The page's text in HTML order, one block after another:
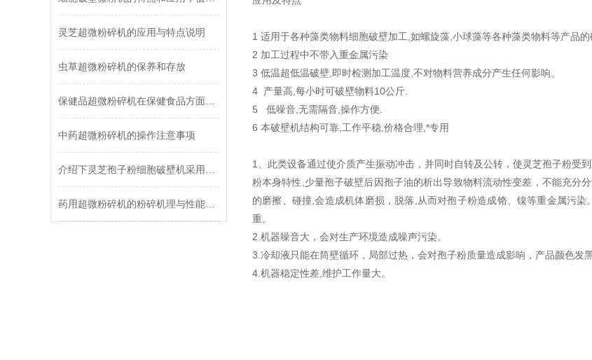
灵芝超微粉碎机的应用与特点说明
虫草超微粉碎机的保养和存放
中药超微粉碎机的操作注意事项
1 适用于各种藻类物料细胞破壁加工,如螺旋藻,小球藻等各种藻类物料等产品的
2 加工过程中不带入重金属污染
3 低温超低温破壁,即时检测加工温度,不对物料营养成分产生任何影响。
4 产量高,每小时可破壁物料10公斤.
5 低噪音,无需隔音,操作方便.
6 本破壁机结构可靠,工作平稳,价格合理,*专用
1、此类设备通过使介质产生振动冲击，并同时自转及公转，使灵芝孢子粉受
粉本身特性,少量孢子破壁后因孢子油的析出导致物料流动性变差，不能充分
的磨擦、碰撞,会造成机体磨损，脱落,从而对孢子粉造成铬、镍等重金属污
重。
2.机器噪音大，会对生产环境造成噪声污染。
3.冷却液只能在筒壁循环，局部过热，会对孢子粉质量造成影响，产品颜色发
4.机器稳定性差,维护工作量大。